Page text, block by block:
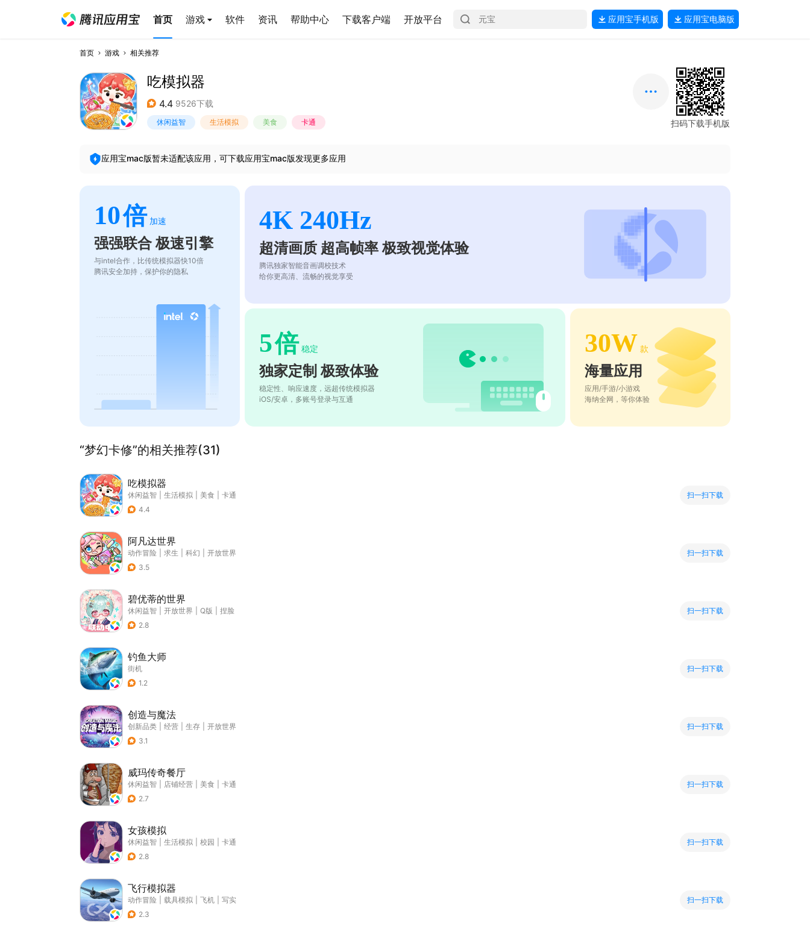
首页 游戏 软件 资讯 帮助中心 下载客户端 开放平台 应用宝手机版 应用宝电脑版
首页 游戏 相关推荐
吃模拟器
4.4 9526下载
休闲益智 生活模拟 美食 卡通 扫码下载手机版
应用宝mac版暂未适配该应用，可下载应用宝mac版发现更多应用
10倍 加速
强强联合 极速引擎
与intel合作，比传统模拟器快10倍
腾讯安全加持，保护你的隐私
4K 240Hz
超清画质 超高帧率 极致视觉体验
腾讯独家智能音画调校技术
给你更高清、流畅的视觉享受
5倍 稳定
独家定制 极致体验
稳定性、响应速度，远超传统模拟器
iOS/安卓，多账号登录与互通
30W 款
海量应用
应用/手游/小游戏
海纳全网，等你体验
“梦幻卡修”的相关推荐(31)
吃模拟器
休闲益智 生活模拟 美食
卡通
4.4
扫一扫下载
阿凡达世界
动作冒险 求生 科幻
开放世界
3.5
扫一扫下载
碧优蒂的世界
休闲益智 开放世界 Q版
捏脸
2.8
扫一扫下载
钓鱼大师
街机
1.2
扫一扫下载
创造与魔法
创新品类 经营 生存
开放世界
3.1
扫一扫下载
威玛传奇餐厅
休闲益智 店铺经营 美食
卡通
2.7
扫一扫下载
女孩模拟
休闲益智 生活模拟 校园
卡通
2.8
扫一扫下载
飞行模拟器
动作冒险 载具模拟 飞机
写实
2.3
扫一扫下载